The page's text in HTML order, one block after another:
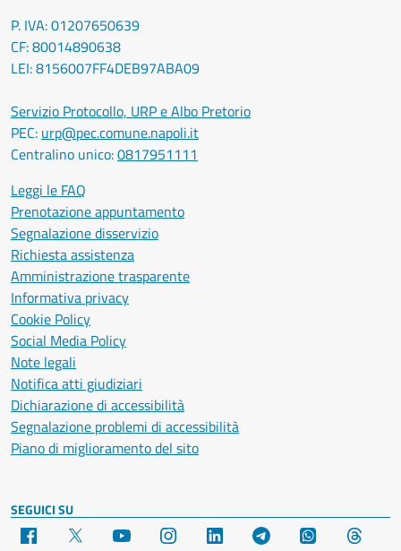
P. IVA: 01207650639
CF: 80014890638
LEI: 8156007FF4DEB97ABA09
Servizio Protocollo, URP e Albo Pretorio
PEC: urp@pec.comune.napoli.it
Centralino unico:0817951111
Leggi le FAQ
Prenotazione appuntamento
Segnalazione disservizio
Richiesta assistenza
Amministrazione trasparente
Informativa privacy
Cookie Policy
Social Media Policy
Note legali
Notifica atti giudiziari
Dichiarazione di accessibilità
Segnalazione problemi di accessibilità
Piano di miglioramento del sito
SEGUICI SU
Facebook YouTube Instagram LinkedIn Telegram WhatsApp